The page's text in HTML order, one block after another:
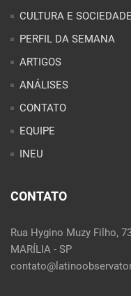
CULTURA E SOCIEDADE
PERFIL DA SEMANA
ARTIGOS
ANÁLISES
CONTATO
EQUIPE
INEU
CONTATO
Rua Hygino Muzy Filho,
MARÍLIA - SP